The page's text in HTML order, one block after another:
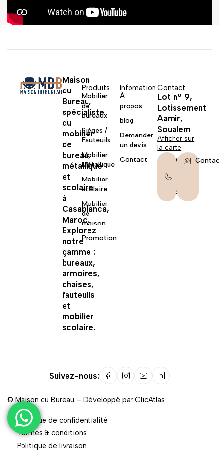
Maison
du
Bureau,
spécialiste
du
mobilier
de
bureau,
métallique
et
scolaire
à
Casablanca,
Maroc.
Explorez
notre
gamme :
bureaux,
armoires,
chaises,
fauteuils
et
mobilier
scolaire.
Produits
Mobilier
de
bureaux
Sièges /
Fauteuils
Mobilier
Métallique
Mobilier
scolaire
Mobilier
de
maison
Promotion
Infomation
À
propos
blog
Demander
un devis
Contact
Contact
Lot n° 9,
Lotissement
Aamir,
Soualem
Afficher sur
la carte
06
67
62
14
58
Suivez-nous:
©Maison du Bureau – Développé par ClicAtlas
Politique de confidentialité
Termes & conditions
Politique de livraison